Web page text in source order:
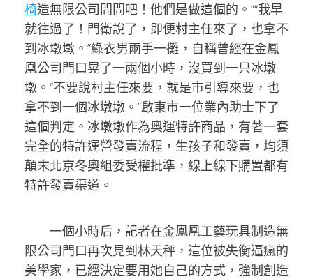
椅造無限公司問問吧！他們是做這個的。”“我早
就往過了！門衛說了，即便村主任來了，也拿不
到冰墩墩。”綠衣男兩手一攤，自稱曾經在金鳳
凰公司門口晃了一兩個小時，沒買到一只冰墩
墩。“不要說村主任來要，就是市引導來要，也
拿不到一個冰墩墩。”啟東市一位業內助士下了
這個判定。冰墩墩作為奧運特許商品，有著一套
完全的特許運營發賣流程，生孩子和發賣，均須
顛末北京冬奧組委受權批準，線上線下購置都有
特許發賣渠道。
一個小時后，記者在金鳳凰工藝玩具制造無
限公司門口再次見到林天秤，這位被失衡逼瘋的
美學家，已經決定要用她自己的方式，強制創造